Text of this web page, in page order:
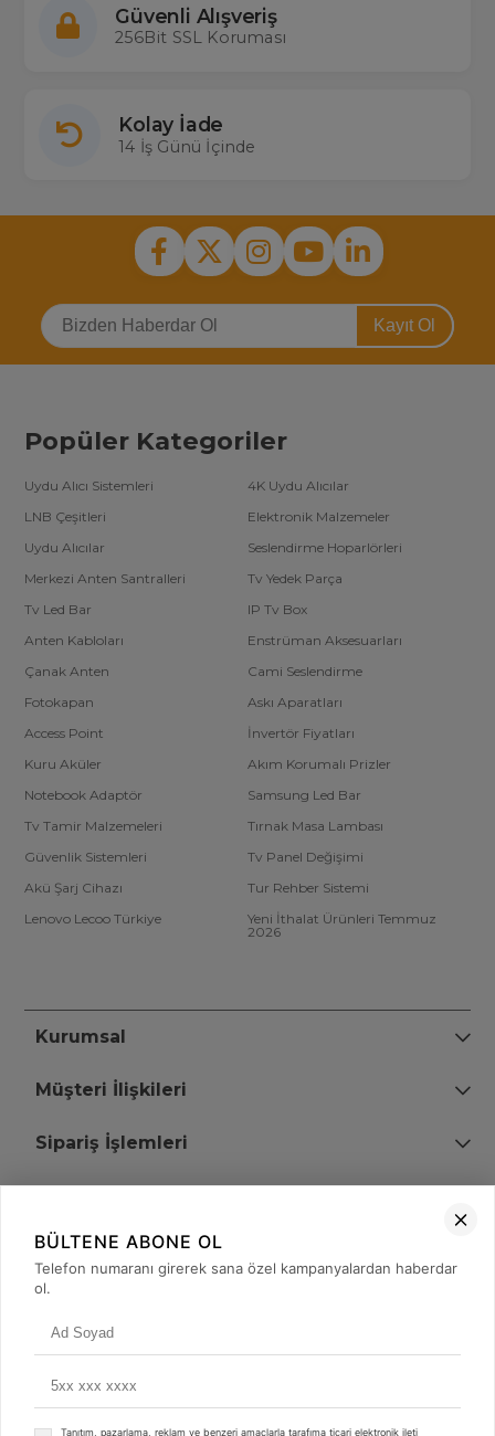
Güvenli Alışveriş
256Bit SSL Koruması
Kolay İade
14 İş Günü İçinde
Kayıt Ol
Popüler Kategoriler
Uydu Alıcı Sistemleri
4K Uydu Alıcılar
LNB Çeşitleri
Elektronik Malzemeler
Uydu Alıcılar
Seslendirme Hoparlörleri
Merkezi Anten Santralleri
Tv Yedek Parça
Tv Led Bar
IP Tv Box
Anten Kabloları
Enstrüman Aksesuarları
Çanak Anten
Cami Seslendirme
Fotokapan
Askı Aparatları
Access Point
İnvertör Fiyatları
Kuru Aküler
Akım Korumalı Prizler
Notebook Adaptör
Samsung Led Bar
Tv Tamir Malzemeleri
Tırnak Masa Lambası
Güvenlik Sistemleri
Tv Panel Değişimi
Akü Şarj Cihazı
Tur Rehber Sistemi
Lenovo Lecoo Türkiye
Yeni İthalat Ürünleri Temmuz
2026
Kurumsal
Müşteri İlişkileri
Sipariş İşlemleri
+90 (850) 473 08 08
BÜLTENE ABONE OL
Telefon numaranı girerek sana özel kampanyalardan haberdar
ol.
Tanıtım, pazarlama, reklam ve benzeri amaçlarla tarafıma ticari elektronik ileti